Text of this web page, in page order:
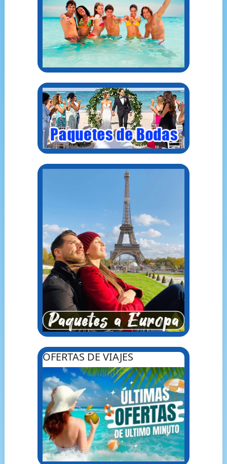
OFERTAS DE VIAJES